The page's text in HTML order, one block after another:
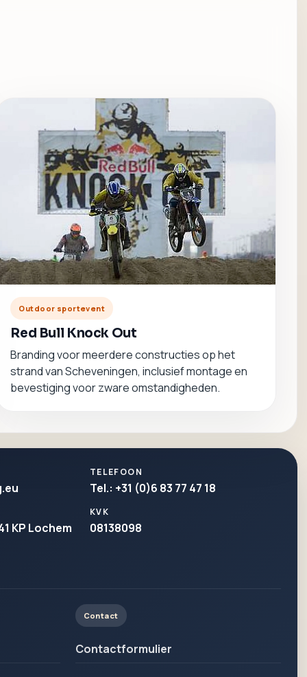
Outdoor sportevent
Red Bull Knock Out
Branding voor meerdere constructies op het
strand van Scheveningen, inclusief montage en
bevestiging voor zware omstandigheden.
TELEFOON
Tel.: +31 (0)6 83 77 47 18
KP Lochem
KVK
08138098
Contact
Contactformulier